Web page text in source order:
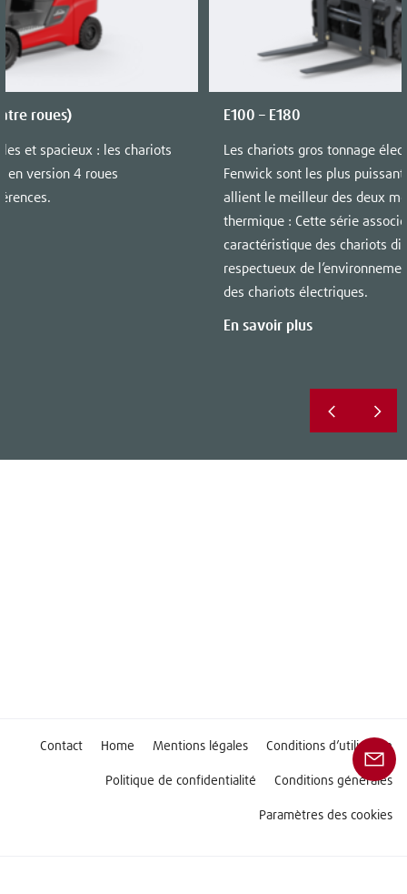
roues)
et spacieux : les chariots
en version 4 roues
E100 – E180
Les chariots gros tonnage
Fenwick sont les plus
allient le meilleur des deux
thermique : Cette série
caractéristique des chariots
respectueux de
des chariots électriques.
En savoir plus
Contact Home Mentions légales Conditions d’utilisation
Politique de confidentialité Conditions générales
Paramètres des cookies